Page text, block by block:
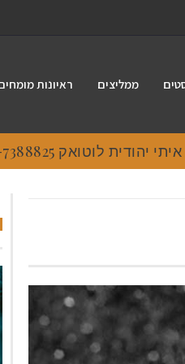
ממליצים ראיונות
לוטואק 054-7388825.